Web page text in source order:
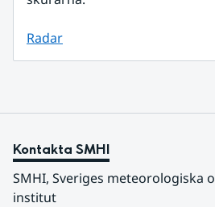
Radar
Kontakta SMHI
SMHI, Sveriges meteorologiska
institut